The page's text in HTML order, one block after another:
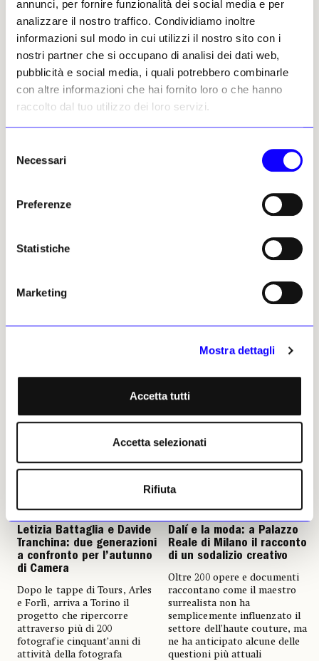
annunci, per fornire funzionalità dei social media e per
analizzare il nostro traffico. Condividiamo inoltre
informazioni sul modo in cui utilizzi il nostro sito con i
nostri partner che si occupano di analisi dei dati web,
pubblicità e social media, i quali potrebbero combinarle
con altre informazioni che hai fornito loro o che hanno
raccolto dal tuo utilizzo dei loro servizi.
delNecessari
Preferenze
Statistiche
Marketing
Mostra dettagli
Accetta tutti
Accetta selezionati
Rifiuta
discusse vetrate
contemporanee per Notre-
Le sei opere dell’artista Claire
arriveranno nella cattedrale
ottobre e novembre e la
Nazionale dell’Ecuador
guarda alle culture pre e
«Living Strata» è il progetto
vincitore, firmato da SANAA,
sede a Tokyo, che sarà
affiancato da Caá Porá
Capital Landscape. L’avvio del
cantiere è previsto nel 2027
Letizia Battaglia e Davide
Tranchina: due generazioni
a confronto per l’autunno
di Camera
Dopo le tappe di Tours, Arles
e Forlì, arriva a Torino il
progetto che ripercorre
attraverso più di 200
fotografie cinquant’anni di
attività della fotografa
Dalí e la moda: a Palazzo
Reale di Milano il racconto
di un sodalizio creativo
Oltre 200 opere e documenti
raccontano come il maestro
surrealista non ha
semplicemente influenzato il
settore dell’haute couture, ma
ne ha anticipato alcune delle
questioni più attuali